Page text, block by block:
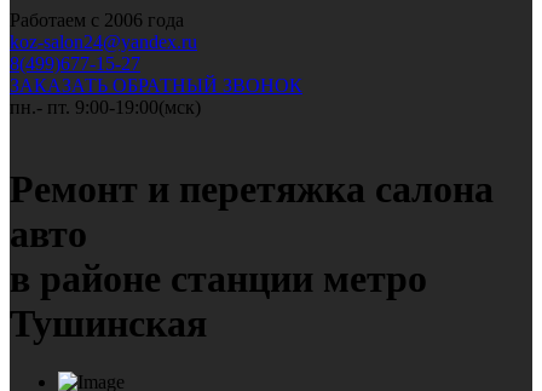
Работаем с 2006 года
koz-salon24@yandex.ru
8(499)677-15-27
ЗАКАЗАТЬ ОБРАТНЫЙ ЗВОНОК
пн.- пт. 9:00-19:00(мск)
Ремонт и перетяжка салона
авто
в районе станции метро
Тушинская